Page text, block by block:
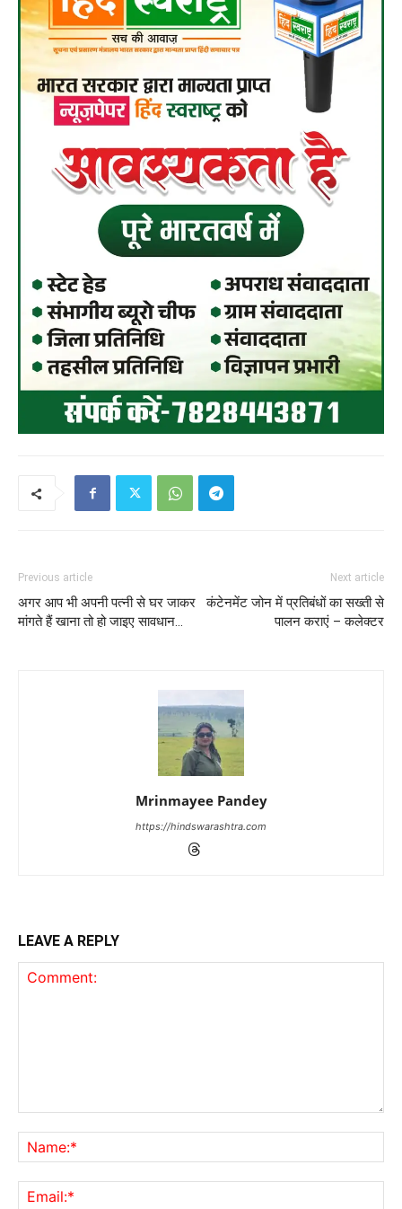
Previous article
अगर आप भी अपनी पत्नी से घर जाकर
मांगते हैं खाना तो हो जाइए सावधान…
Next article
कंटेनमेंट जोन में प्रतिबंधों का सख्ती से
पालन कराएं – कलेक्टर
Mrinmayee Pandey
https://hindswarashtra.com
LEAVE A REPLY